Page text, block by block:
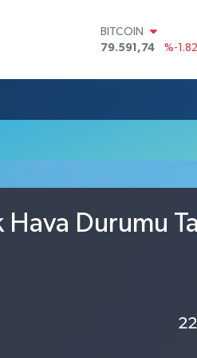
BITCOIN
79.591,74
%-1.82
45,43620
%0.02
BİST100
Hava Durumu